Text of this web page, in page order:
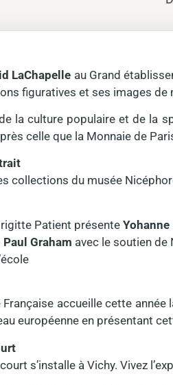
LaChapelle au Grand
figuratives et ses images
la culture populaire et de la
celle que la Monnaie de
collections du musée
Patient présente
Paul Graham avec le soutien de
Française accueille cette
européenne en présentant
s’installe à Vichy. Vivez